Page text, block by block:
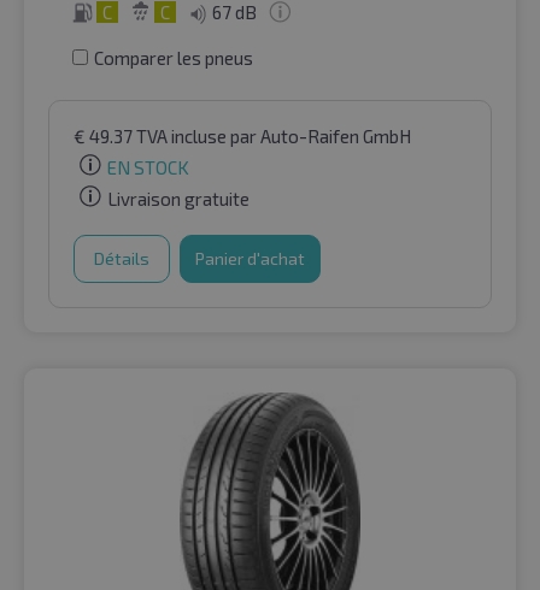
C C 67 dB
Comparer les pneus
€ 49.37TVA incluse par Auto-Raifen GmbH
EN STOCK
Livraison gratuite
Détails Panier d'achat